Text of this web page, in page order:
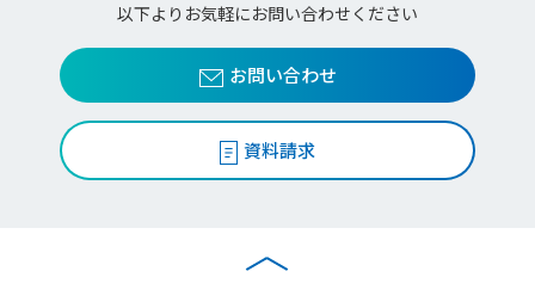
以下よりお気軽にお問い合わせください
お問い合わせ
資料請求